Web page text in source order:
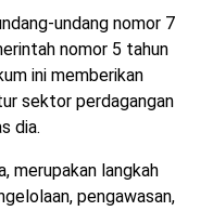
undang nomor 7
nomor 5 tahun
ini memberikan
sektor perdagangan
dia.
merupakan langkah
pengawasan,